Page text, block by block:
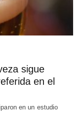
sigue
en el
en un estudio